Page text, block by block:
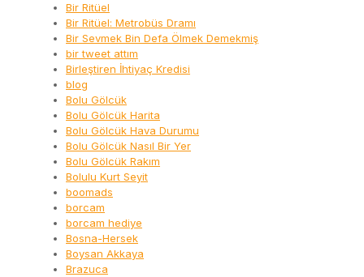
Bir Ritüel
Bir Ritüel: Metrobüs Dramı
Bir Sevmek Bin Defa Ölmek Demekmiş
bir tweet attım
Birleştiren İhtiyaç Kredisi
blog
Bolu Gölcük
Bolu Gölcük Harita
Bolu Gölcük Hava Durumu
Bolu Gölcük Nasıl Bir Yer
Bolu Gölcük Rakım
Bolulu Kurt Seyit
boomads
borcam
borcam hediye
Bosna-Hersek
Boysan Akkaya
Brazuca